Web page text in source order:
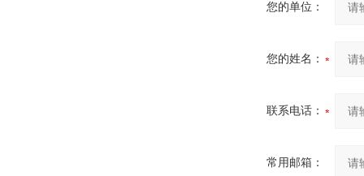
您的单位：
您的姓名：
联系电话：
常用邮箱：